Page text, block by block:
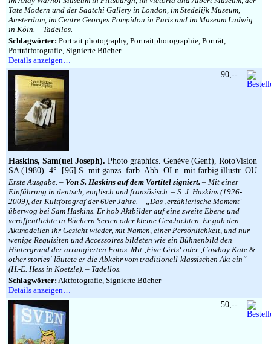
Tate Modern und der Saatchi Gallery in London, im Stedelijk Museum,
Amsterdam, im Centre Georges Pompidou in Paris und im Museum Ludwig
in Köln. – Tadellos.
Schlagwörter: Portrait photography, Portraitphotographie, Porträt,
Porträtfotografie, Signierte Bücher
Details anzeigen…
Haskins, Sam(uel Joseph). Photo graphics. Genève (Genf), RotoVision
SA (1980). 4°. [96] S. mit ganzs. farb. Abb. OLn. mit farbig illustr. OU.
Erste Ausgabe. – Von S. Haskins auf dem Vortitel signiert. – Mit einer
Einführung in deutsch, englisch und französisch. – S. J. Haskins (1926-
2009), der Kultfotograf der 60er Jahre. – „Das ‚erzählerische Moment‘
überwog bei Sam Haskins. Er hob Aktbilder auf eine zweite Ebene und
veröffentlichte in Büchern Serien oder kleine Geschichten. Er gab den
Aktmodellen ihr Gesicht wieder, mit Namen, einer Persönlichkeit, und nur
wenige Requisiten und Accessoires bildeten wie ein Bühnenbild den
Hintergrund der arrangierten Fotos. Mit ‚Five Girls‘ oder ‚Cowboy Kate &
other stories‘ läutete er die Abkehr vom traditionell-klassischen Akt ein“
(H.-E. Hess in Koetzle). – Tadellos.
Schlagwörter: Aktfotografie, Signierte Bücher
Details anzeigen…
90,--
50,--